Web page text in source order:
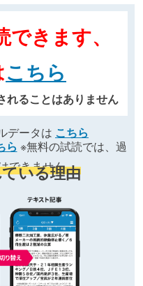
きます、
こちら
れることはありません
データは こちら
ら ※無料の試読では、過
できません
いる理由